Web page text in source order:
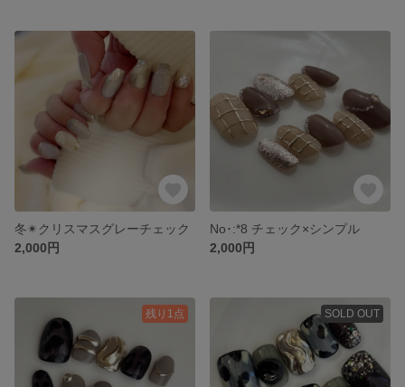
冬✴︎クリスマスグレーチェック
2,000円
No･:*8 チェック×シンプル
2,000円
残り1点 SOLD OUT